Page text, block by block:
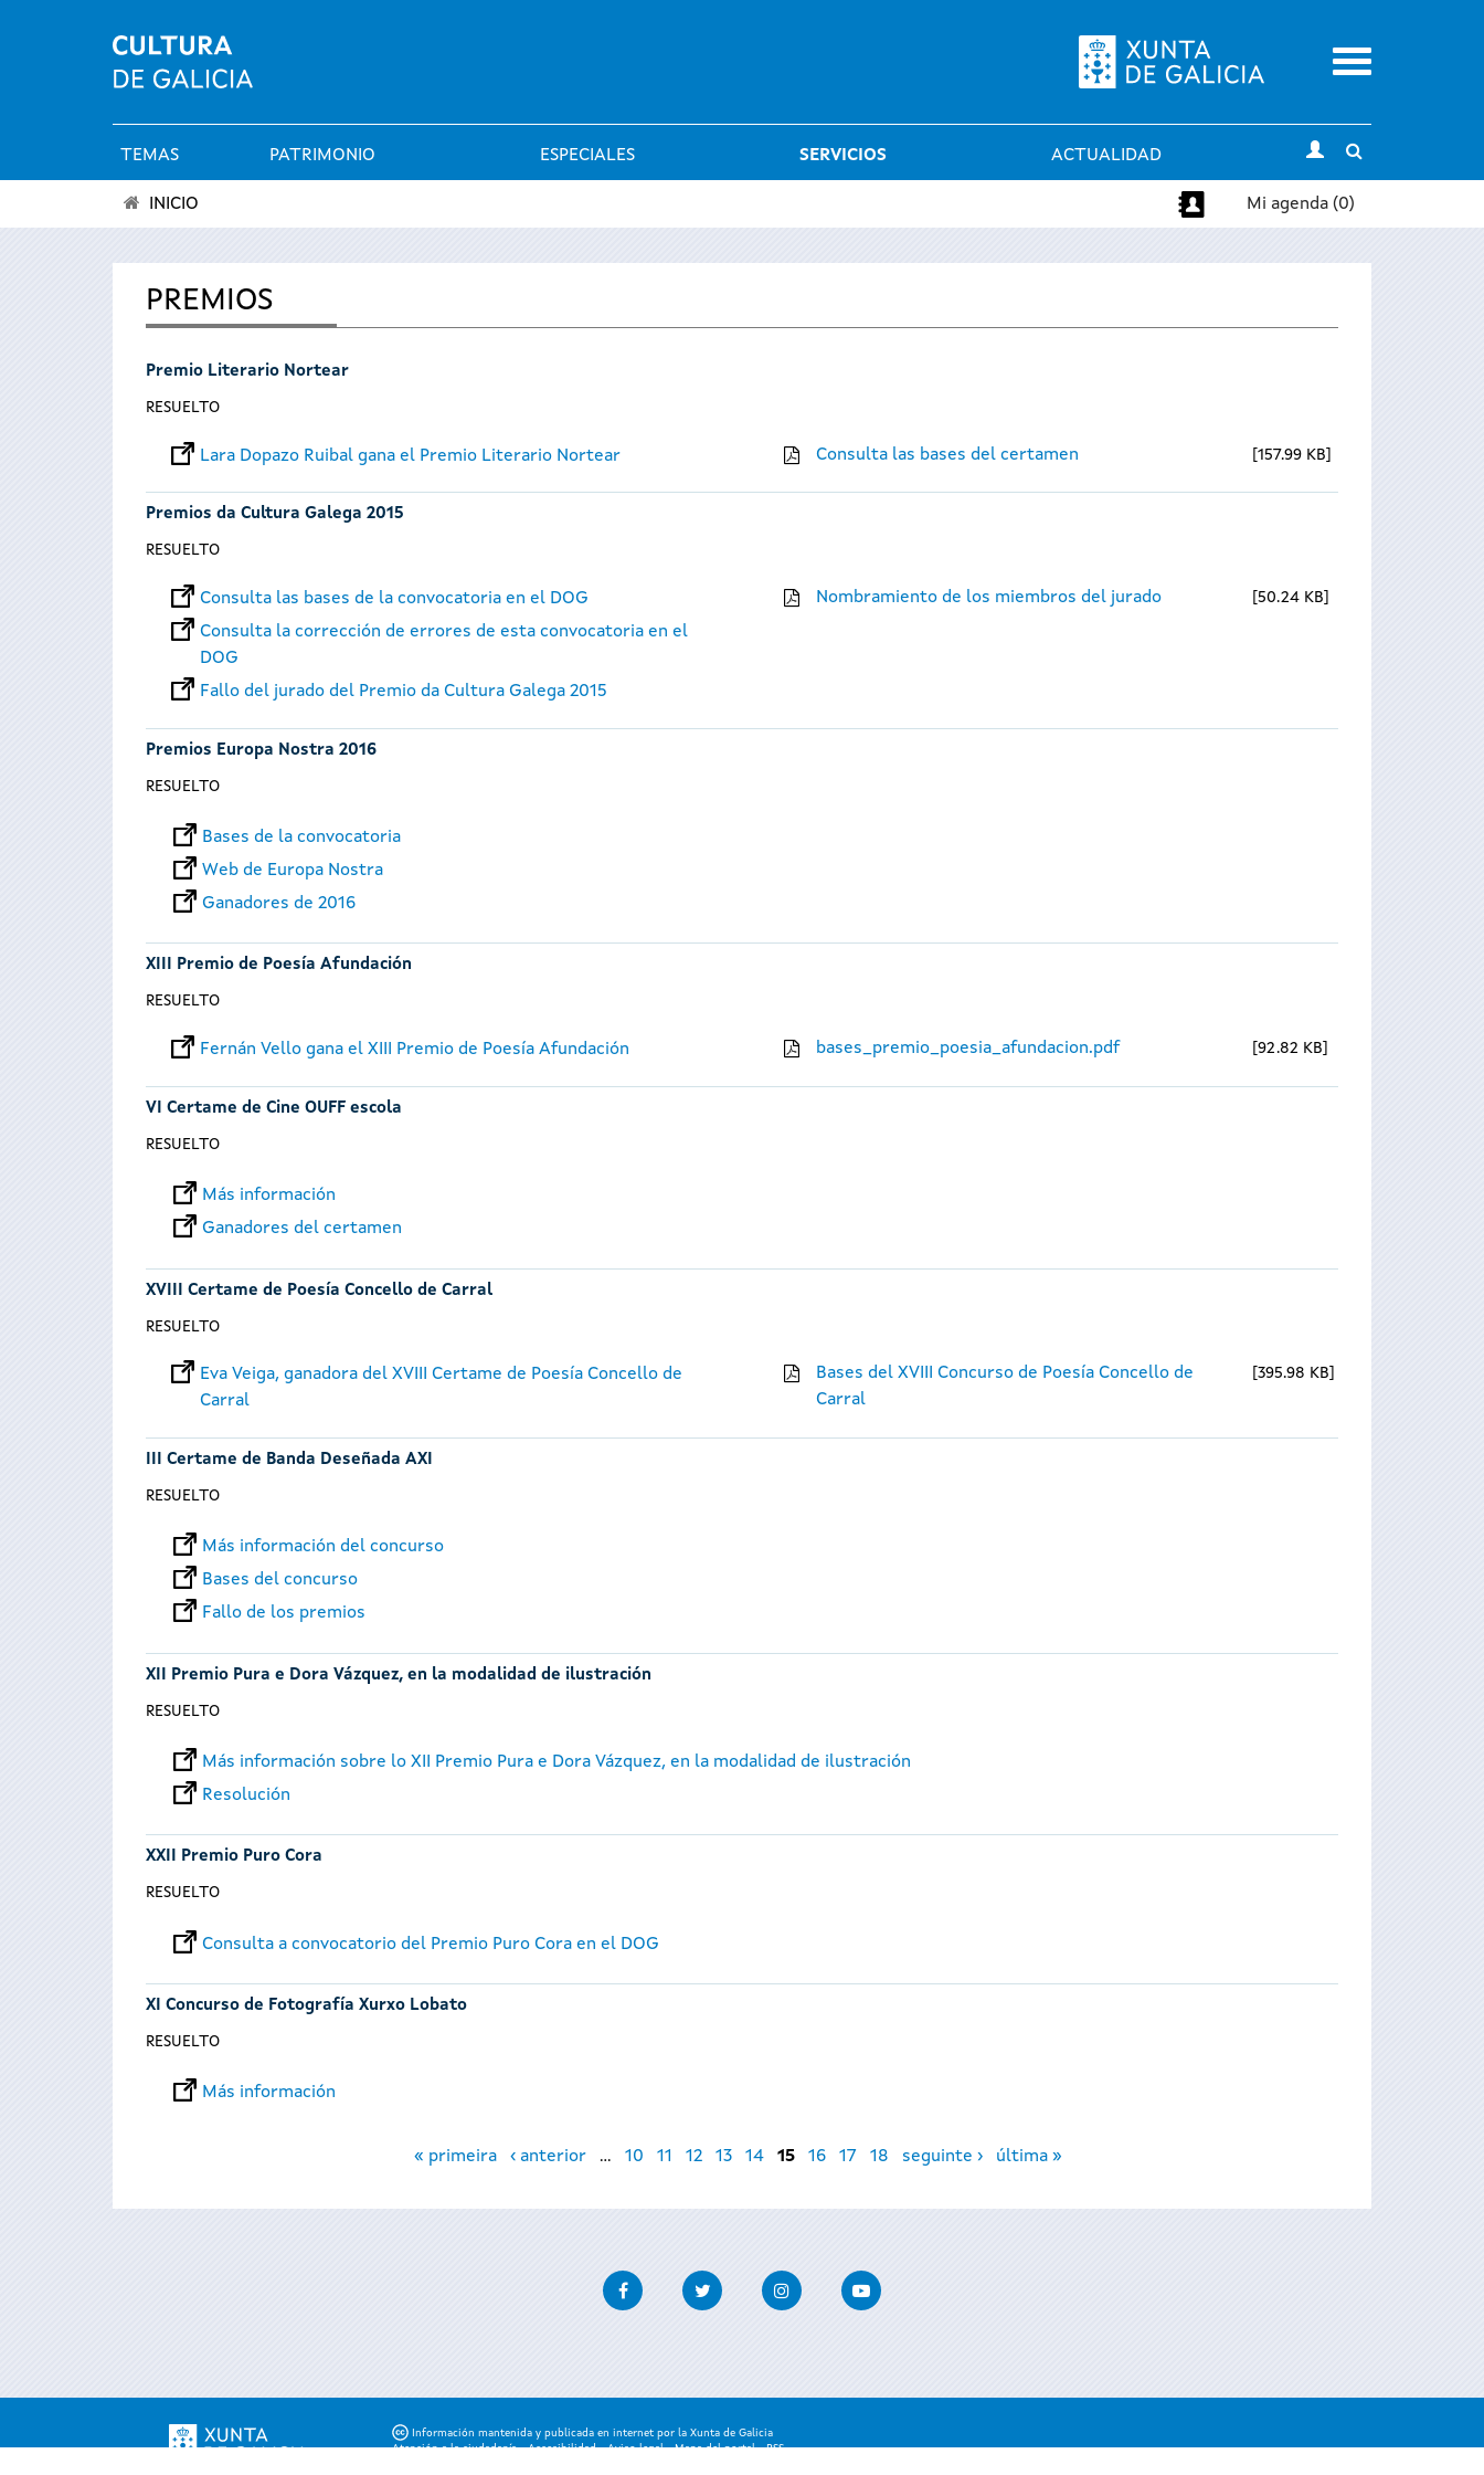
Menu
Menú
principal
TEMAS PATRIMONIO ESPECIALES SERVICIOS ACTUALIDAD
search
encuentra
aquí
INICIO Mi agenda (0)
PREMIOS
Premio Literario Nortear
RESUELTO
Lara Dopazo Ruibal gana el Premio Literario Nortear Consulta las bases del certamen 157.99 KB
Premios da Cultura Galega 2015
RESUELTO
Consulta las bases de la convocatoria en el DOG
Consulta la corrección de errores de esta convocatoria en el
DOG
Fallo del jurado del Premio da Cultura Galega 2015
Nombramiento de los miembros del jurado 50.24 KB
Premios Europa Nostra 2016
RESUELTO
Bases de la convocatoria
Web de Europa Nostra
Ganadores de 2016
XIII Premio de Poesía Afundación
RESUELTO
Fernán Vello gana el XIII Premio de Poesía Afundación bases_premio_poesia_afundacion.pdf 92.82 KB
VI Certame de Cine OUFF escola
RESUELTO
Más información
Ganadores del certamen
XVIII Certame de Poesía Concello de Carral
RESUELTO
Eva Veiga, ganadora del XVIII Certame de Poesía Concello de
Carral
Bases del XVIII Concurso de Poesía Concello de
Carral
395.98 KB
III Certame de Banda Deseñada AXI
RESUELTO
Más información del concurso
Bases del concurso
Fallo de los premios
XII Premio Pura e Dora Vázquez, en la modalidad de ilustración
RESUELTO
Más información sobre lo XII Premio Pura e Dora Vázquez, en la modalidad de ilustración
Resolución
XXII Premio Puro Cora
RESUELTO
Consulta a convocatorio del Premio Puro Cora en el DOG
XI Concurso de Fotografía Xurxo Lobato
RESUELTO
Más información
« primeira ‹ anterior … 10 11 12 13 14 15 16 17 18 seguinte › última »
FacebookTwitter InstagramYoutube
Información mantenida y publicada en internet por la Xunta de Galicia
Atención a la ciudadanía -Accesibilidad -Aviso legal -Mapa del portal -RSS